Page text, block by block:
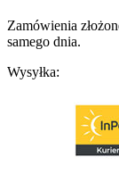
Zamówienia
samego dnia.
Wysyłka: